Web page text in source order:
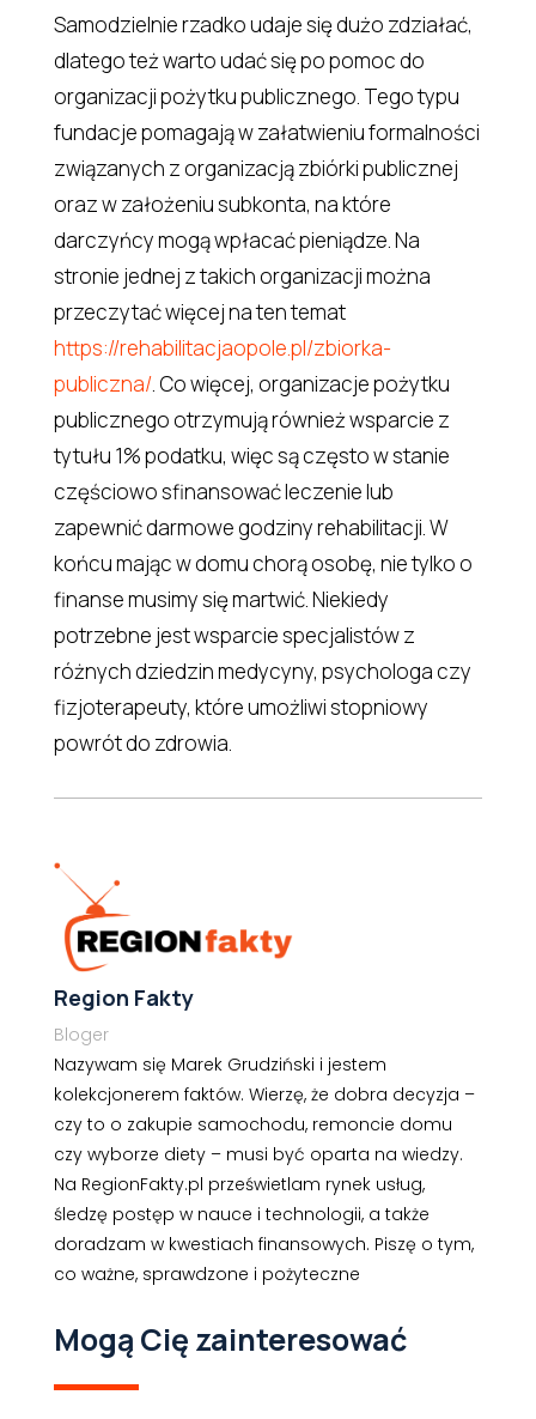
Samodzielnie rzadko udaje się dużo zdziałać,
dlatego też warto udać się po pomoc do
organizacji pożytku publicznego. Tego typu
fundacje pomagają w załatwieniu formalności
związanych z organizacją zbiórki publicznej
oraz w założeniu subkonta, na które
darczyńcy mogą wpłacać pieniądze. Na
stronie jednej z takich organizacji można
przeczytać więcej na ten temat
https://rehabilitacjaopole.pl/zbiorka-
publiczna/. Co więcej, organizacje pożytku
publicznego otrzymują również wsparcie z
tytułu 1% podatku, więc są często w stanie
częściowo sfinansować leczenie lub
zapewnić darmowe godziny rehabilitacji. W
końcu mając w domu chorą osobę, nie tylko o
finanse musimy się martwić. Niekiedy
potrzebne jest wsparcie specjalistów z
różnych dziedzin medycyny, psychologa czy
fizjoterapeuty, które umożliwi stopniowy
powrót do zdrowia.
Region Fakty
Bloger
Nazywam się Marek Grudziński i jestem
kolekcjonerem faktów. Wierzę, że dobra decyzja –
czy to o zakupie samochodu, remoncie domu
czy wyborze diety – musi być oparta na wiedzy.
Na RegionFakty.pl prześwietlam rynek usług,
śledzę postęp w nauce i technologii, a także
doradzam w kwestiach finansowych. Piszę o tym,
co ważne, sprawdzone i pożyteczne
Mogą Cię zainteresować